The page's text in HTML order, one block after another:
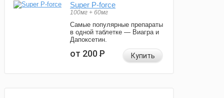
Super P-force
100мг + 60мг
Самые популярные препараты
в одной таблетке — Виагра и
Дапоксетин.
от 200Р Купить